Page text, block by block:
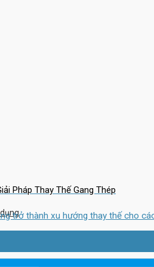
Pháp Thay Thế Gang Thép
trở thành xu hướng thay thế cho